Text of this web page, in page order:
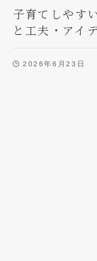
子育てしやす
と工夫・アイ
2026年6月23日